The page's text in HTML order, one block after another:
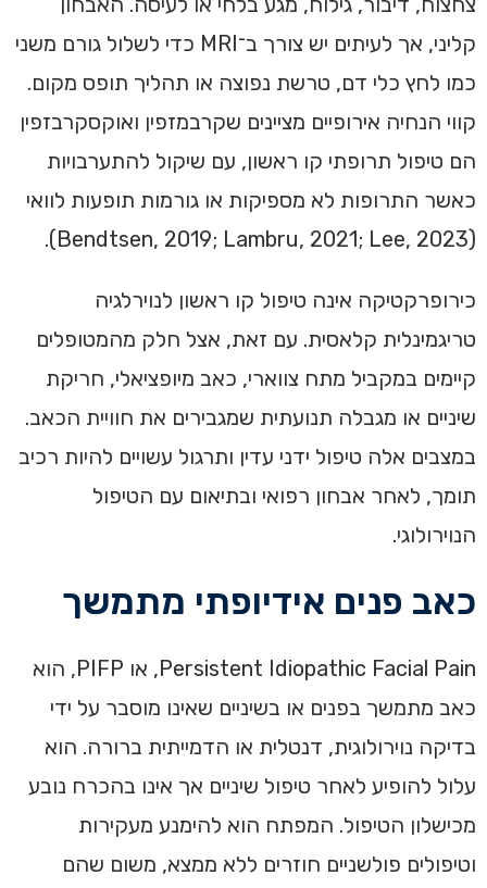
קליני, אך לעיתים יש צורך ב־MRI כדי לשלול גורם משני
כמו לחץ כלי דם, טרשת נפוצה או תהליך תופס מקום.
קווי הנחיה אירופיים מציינים שקרבמזפין ואוקסקרבזפין
הם טיפול תרופתי קו ראשון, עם שיקול להתערבויות
כאשר התרופות לא מספיקות או גורמות תופעות לוואי
(Bendtsen, 2019; Lambru, 2021; Lee, 2023).
כירופרקטיקה אינה טיפול קו ראשון לנוירלגיה
טריגמינלית קלאסית. עם זאת, אצל חלק מהמטופלים
קיימים במקביל מתח צווארי, כאב מיופציאלי, חריקת
שיניים או מגבלה תנועתית שמגבירים את חוויית הכאב.
במצבים אלה טיפול ידני עדין ותרגול עשויים להיות רכיב
תומך, לאחר אבחון רפואי ובתיאום עם הטיפול
הנוירולוגי.
כאב פנים אידיופתי מתמשך
Persistent Idiopathic Facial Pain, או PIFP, הוא
כאב מתמשך בפנים או בשיניים שאינו מוסבר על ידי
בדיקה נוירולוגית, דנטלית או הדמייתית ברורה. הוא
עלול להופיע לאחר טיפול שיניים אך אינו בהכרח נובע
מכישלון הטיפול. המפתח הוא להימנע מעקירות
וטיפולים פולשניים חוזרים ללא ממצא, משום שהם